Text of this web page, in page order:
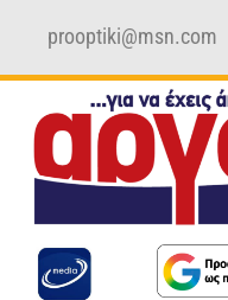
prooptiki@msn.com